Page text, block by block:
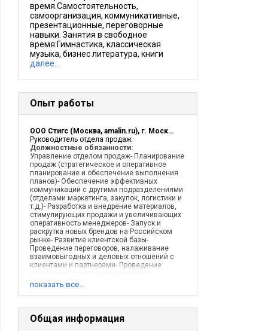
время.Самостоятельность,
самоорганизация, коммуникативные,
презентационные, переговорные
навыки. Занятия в свободное
время:Гимнастика, классическая
музыка, бизнес литература, книги
далее…
Опыт работы
ООО Стигс (Москва, amalin.ru), г. Москва
Руководитель отдела продаж
Должностные обязанности:
Управление отделом продаж- Планирование
продаж (стратегическое и оперативное
планирование и обеспечение выполнения
планов)- Обеспечение эффективных
коммуникаций с другими подразделениями
(отделами маркетинга, закупок, логистики и
т.д.)- Разработка и внедрение материалов,
стимулирующих продажи и увеличивающих
оперативность менеджеров- Запуск и
раскрутка новых брендов на Российском
рынке- Развитие клиентской базы-
Проведение переговоров, налаживание
взаимовыгодных и деловых отношений с
клиентами и партнерами- Проведение
Отслеживание соблюдения сотрудниками
деятельности сотрудников- Разработка
мотивации сотрудников- Оценка
эффективности работы подчиненных,
показать все…
Общая информация